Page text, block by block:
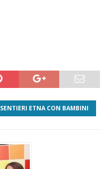
SENTIERI ETNA CON BAMBINI